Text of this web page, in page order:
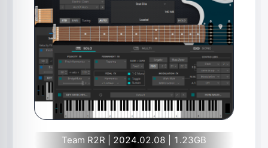
Team R2R | 2024.02.08 | 1.23GB